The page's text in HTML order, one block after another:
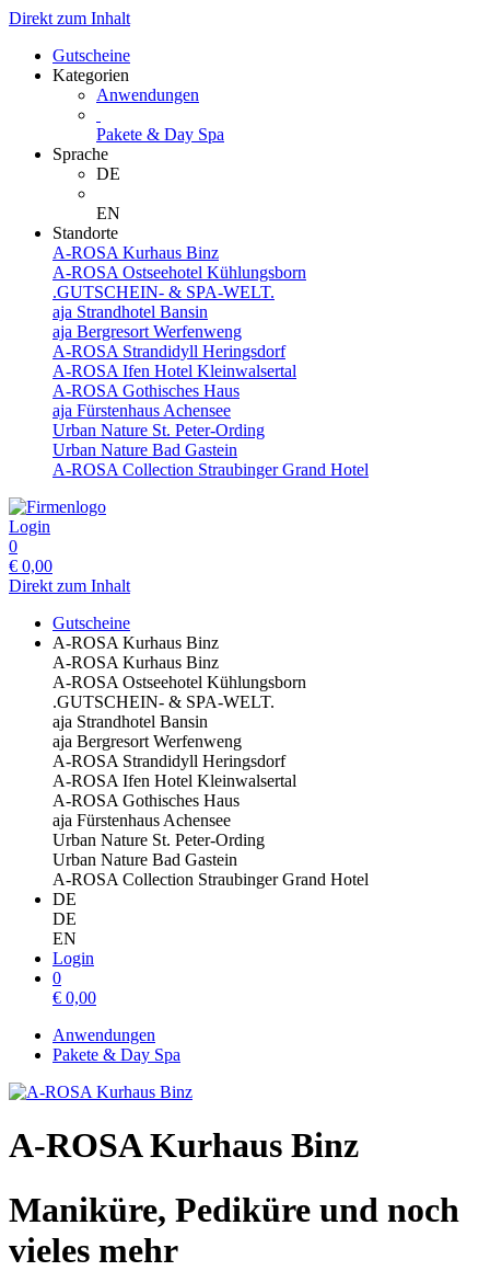
Direkt zum Inhalt
Gutscheine
Kategorien
Anwendungen
Pakete & Day Spa
Sprache
DE
EN
Standorte
A-ROSA Kurhaus Binz
A-ROSA Ostseehotel Kühlungsborn
.GUTSCHEIN- & SPA-WELT.
aja Strandhotel Bansin
aja Bergresort Werfenweng
A-ROSA Strandidyll Heringsdorf
A-ROSA Ifen Hotel Kleinwalsertal
A-ROSA Gothisches Haus
aja Fürstenhaus Achensee
Urban Nature St. Peter-Ording
Urban Nature Bad Gastein
A-ROSA Collection Straubinger Grand Hotel
Login
0
€ 0,00
Direkt zum Inhalt
Gutscheine
A-ROSA Kurhaus Binz
A-ROSA Kurhaus Binz
A-ROSA Ostseehotel Kühlungsborn
.GUTSCHEIN- & SPA-WELT.
aja Strandhotel Bansin
aja Bergresort Werfenweng
A-ROSA Strandidyll Heringsdorf
A-ROSA Ifen Hotel Kleinwalsertal
A-ROSA Gothisches Haus
aja Fürstenhaus Achensee
Urban Nature St. Peter-Ording
Urban Nature Bad Gastein
A-ROSA Collection Straubinger Grand Hotel
DE
DE
EN
Login
0
€ 0,00
Anwendungen
Pakete & Day Spa
A-ROSA Kurhaus Binz
Maniküre, Pediküre und noch
vieles mehr